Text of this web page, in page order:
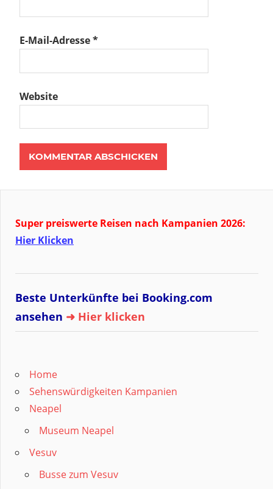
E-Mail-Adresse*
Website
Super preiswerte Reisen nach Kampanien 2026:
Hier Klicken
Beste Unterkünfte bei Booking.com
ansehen ➜ Hier klicken
Home
Sehenswürdigkeiten Kampanien
Neapel
Museum Neapel
Vesuv
Busse zum Vesuv